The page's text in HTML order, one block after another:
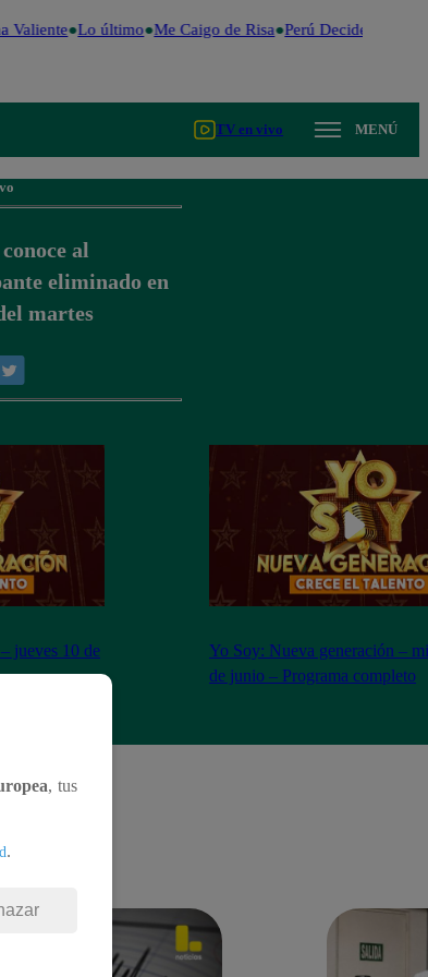
Valiente Lo último Me Caigo de Risa Perú Decide 2026
TV en vivo MENÚ
al
eliminado en
martes
jueves 10 de
Yo Soy: Nueva generación –
de junio – Programa completo
, tus
.